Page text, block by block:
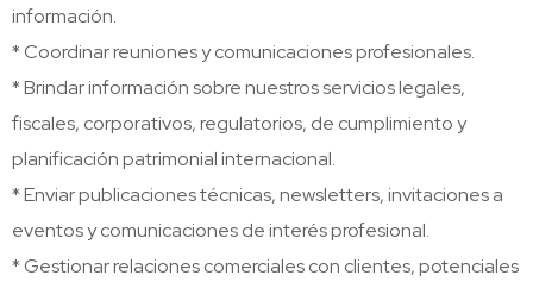
información.
* Coordinar reuniones y comunicaciones profesionales.
* Brindar información sobre nuestros servicios legales,
fiscales, corporativos, regulatorios, de cumplimiento y
planificación patrimonial internacional.
* Enviar publicaciones técnicas, newsletters, invitaciones a
eventos y comunicaciones de interés profesional.
* Gestionar relaciones comerciales con clientes, potenciales